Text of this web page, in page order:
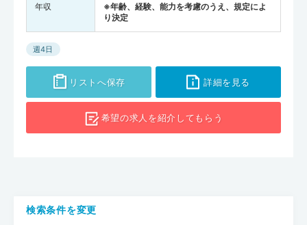
年収
※年齢、経験、能力を考慮のうえ、規定によ
り決定
週4日
リストへ保存 詳細を見る
希望の求人を紹介してもらう
検索条件を変更